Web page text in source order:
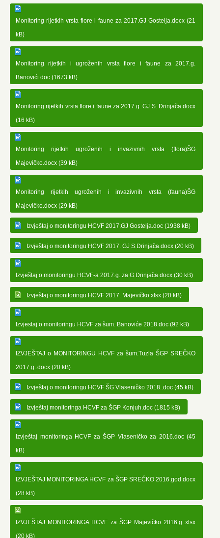
Monitoring rijetkih vrsta flore i faune za 2017.GJ Gostelja.docx (21
kB)
Monitoring rijetkih i ugroženih vrsta flore i faune za 2017.g.
Banovići.doc (1673 kB)
Monitoring rijetkih vrsta flore i faune za 2017.g. GJ S. Drinjača.docx
(16 kB)
Monitoring rijetkih ugroženih i invazivnih vrsta (flora)ŠG
Majevičko.docx (39 kB)
Monitoring rijetkih ugroženih i invazivnih vrsta (fauna)ŠG
Majevičko.docx (29 kB)
Izvještaj o monitoringu HCVF 2017.GJ Gostelja.doc (1938 kB)
Izvještaj o monitoringu HCVF 2017. GJ S.Drinjača.docx (20 kB)
Izvještaj o monitoringu HCVF-a 2017.g. za G.Drinjača.docx (30 kB)
Izvještaj o monitoringu HCVF 2017. Majevičko.xlsx (20 kB)
Izvjestaj o monitoringu HCVF za šum. Banoviće 2018.doc (92 kB)
IZVJEŠTAJ o MONITORINGU HCVF za šum.Tuzla ŠGP SREČKO
2017.g..docx (20 kB)
Izvještaj o monitoringu HCVF ŠG Vlaseničko 2018..doc (45 kB)
Izvještaj monitoringa HCVF za ŠGP Konjuh.doc (1815 kB)
Izvještaj monitoringa HCVF za ŠGP Vlaseničko za 2016.doc (45
kB)
IZVJEŠTAJ MONITORINGA HCVF za ŠGP SREČKO 2016.god.docx
(28 kB)
IZVJEŠTAJ MONITORINGA HCVF za ŠGP Majevičko 2016.g..xlsx
(20 kB)